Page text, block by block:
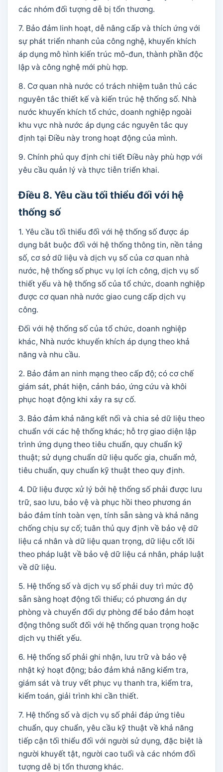
các nhóm đối tượng dễ bị tổn thương.
7. Bảo đảm linh hoạt, dễ nâng cấp và thích ứng với
sự phát triển nhanh của công nghệ, khuyến khích
áp dụng mô hình kiến trúc mô-đun, thành phần độc
lập và công nghệ mới phù hợp.
8. Cơ quan nhà nước có trách nhiệm tuân thủ các
nguyên tắc thiết kế và kiến trúc hệ thống số. Nhà
nước khuyến khích tổ chức, doanh nghiệp ngoài
khu vực nhà nước áp dụng các nguyên tắc quy
định tại Điều này trong hoạt động của mình.
9. Chính phủ quy định chi tiết Điều này phù hợp với
yêu cầu quản lý và thực tiễn triển khai.
Điều 8. Yêu cầu tối thiểu đối với hệ
thống số
1. Yêu cầu tối thiểu đối với hệ thống số được áp
dụng bắt buộc đối với hệ thống thông tin, nền tảng
số, cơ sở dữ liệu và dịch vụ số của cơ quan nhà
nước, hệ thống số phục vụ lợi ích công, dịch vụ số
thiết yếu và hệ thống số của tổ chức, doanh nghiệp
được cơ quan nhà nước giao cung cấp dịch vụ
công.
Đối với hệ thống số của tổ chức, doanh nghiệp
khác, Nhà nước khuyến khích áp dụng theo khả
năng và nhu cầu.
2. Bảo đảm an ninh mạng theo cấp độ; có cơ chế
giám sát, phát hiện, cảnh báo, ứng cứu và khôi
phục hoạt động khi xảy ra sự cố.
3. Bảo đảm khả năng kết nối và chia sẻ dữ liệu theo
chuẩn với các hệ thống khác; hỗ trợ giao diện lập
trình ứng dụng theo tiêu chuẩn, quy chuẩn kỹ
thuật; sử dụng chuẩn dữ liệu quốc gia, chuẩn mở,
tiêu chuẩn, quy chuẩn kỹ thuật theo quy định.
4. Dữ liệu được xử lý bởi hệ thống số phải được lưu
trữ, sao lưu, bảo vệ và phục hồi theo phương án
bảo đảm tính toàn vẹn, tính sẵn sàng và khả năng
chống chịu sự cố; tuân thủ quy định về bảo vệ dữ
liệu cá nhân và dữ liệu quan trọng, dữ liệu cốt lõi
theo pháp luật về bảo vệ dữ liệu cá nhân, pháp luật
về dữ liệu.
5. Hệ thống số và dịch vụ số phải duy trì mức độ
sẵn sàng hoạt động tối thiểu; có phương án dự
phòng và chuyển đổi dự phòng để bảo đảm hoạt
động thông suốt đối với hệ thống quan trọng hoặc
dịch vụ thiết yếu.
6. Hệ thống số phải ghi nhận, lưu trữ và bảo vệ
nhật ký hoạt động; bảo đảm khả năng kiểm tra,
giám sát và truy vết phục vụ thanh tra, kiểm tra,
kiểm toán, giải trình khi cần thiết.
7. Hệ thống số và dịch vụ số phải đáp ứng tiêu
chuẩn, quy chuẩn, yêu cầu kỹ thuật về khả năng
tiếp cận tối thiểu đối với người sử dụng, đặc biệt là
người khuyết tật, người cao tuổi và các nhóm đối
tượng dễ bị tổn thương khác.